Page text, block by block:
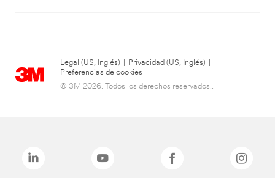
Legal (US, Inglés) Privacidad (US, Inglés)
Preferencias de cookies
© 3M 2026. Todos los derechos reservados..